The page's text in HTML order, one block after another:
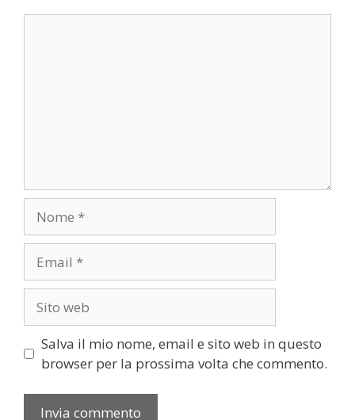
web
Salva il mio nome, email e sito web in questo
browser per la prossima volta che commento.